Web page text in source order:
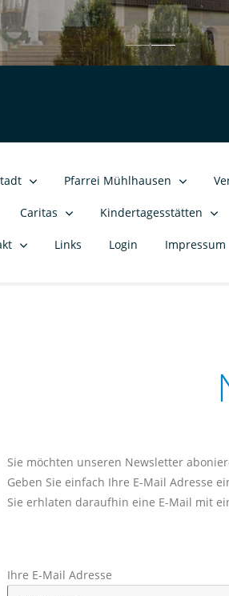
Pfarrei Mühlhausen
Caritas Kindertagesstätten
Links Login Impressum
Sie möchten unseren Newsletter
Geben Sie einfach Ihre E-Mail Adresse
Sie erhlaten daraufhin eine E-Mail mit
Ihre E-Mail Adresse